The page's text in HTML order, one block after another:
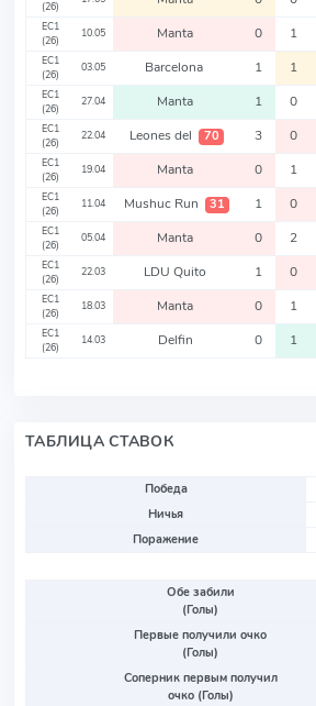
(26)
EC1
(26)
10.05 Manta 0 1
EC1
(26)
03.05 Barcelona 1 1
EC1
(26)
27.04 Manta 1 0
EC1
(26)
22.04 Leones del 70 3 0
EC1
(26)
19.04 Manta 0 1
EC1
(26)
11.04 Mushuc Run 31 1 0
EC1
(26)
05.04 Manta 0 2
EC1
(26)
22.03 LDU Quito 1 0
EC1
(26)
18.03 Manta 0 1
EC1
(26)
14.03 Delfin 0 1
ТАБЛИЦА СТАВОК
Победа
Ничья
Поражение
Обе забили
(Голы)
Первые получили очко
(Голы)
Соперник первым получил
очко (Голы)